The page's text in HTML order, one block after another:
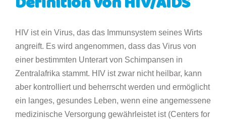
HIV ist ein Virus, das das Immunsystem seines Wirts
angreift. Es wird angenommen, dass das Virus von
einer bestimmten Unterart von Schimpansen in
Zentralafrika stammt. HIV ist zwar nicht heilbar, kann
aber kontrolliert und beherrscht werden und ermöglicht
ein langes, gesundes Leben, wenn eine angemessene
medizinische Versorgung gewährleistet ist (Centers for